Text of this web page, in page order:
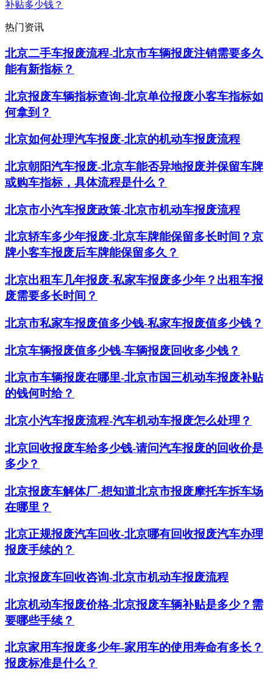
补贴多少钱？
热门资讯
北京二手车报废流程-北京市车辆报废注销需要多久
能有新指标？
北京报废车辆指标查询-北京单位报废小客车指标如
何拿到？
北京如何处理汽车报废-北京的机动车报废流程
北京朝阳汽车报废-北京车能否异地报废并保留车牌
或购车指标，具体流程是什么？
北京市小汽车报废政策-北京市机动车报废流程
北京轿车多少年报废-北京车牌能保留多长时间？京
牌小客车报废后车牌能保留多久？
​北京出租车几年报废-私家车报废多少年？出租车报
废需要多长时间？
北京市私家车报废值多少钱-私家车报废值多少钱？
北京车辆报废值多少钱-车辆报废回收多少钱？
北京市车辆报废在哪里-北京市国三机动车报废补贴
的钱何时给？
北京小汽车报废流程-汽车机动车报废怎么处理？
北京回收报废车给多少钱-请问汽车报废的回收价是
多少？
北京报废车解体厂-想知道北京市报废摩托车拆车场
在哪里？
北京正规报废汽车回收-北京哪有回收报废汽车办理
报废手续的？
北京报废车回收咨询-北京市机动车报废流程
北京机动车报废价格-北京报废车辆补贴是多少？需
要哪些手续？
北京家用车报废多少年-家用车的使用寿命有多长？
报废标准是什么？